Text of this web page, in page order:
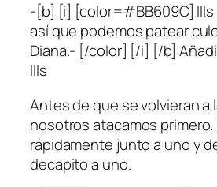
-[b] [i] [color=#BB609C] Ills
así que podemos patear
Diana.- [/color] [/i] [/b]
Ills
Antes de que se volvieran a
nosotros atacamos primero.
rápidamente junto a uno y
decapito a uno.